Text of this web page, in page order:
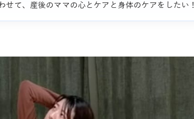
せて、産後のママの心とケアと身体のケアをしたい！